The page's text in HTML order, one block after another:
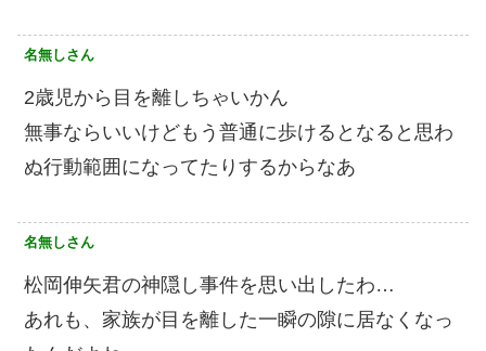
名無しさん
2歳児から目を離しちゃいかん
無事ならいいけどもう普通に歩けるとなると思わ
ぬ行動範囲になってたりするからなあ
名無しさん
松岡伸矢君の神隠し事件を思い出したわ…
あれも、家族が目を離した一瞬の隙に居なくなっ